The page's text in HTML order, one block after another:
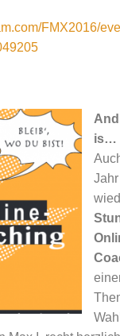
FMX2016/
is…